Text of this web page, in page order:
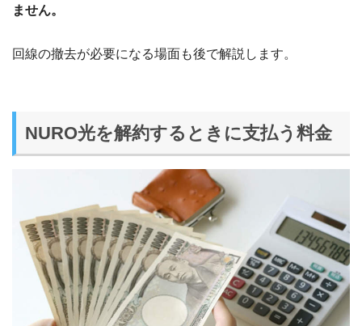
ません。
回線の撤去が必要になる場面も後で解説します。
NURO光を解約するときに支払う料金